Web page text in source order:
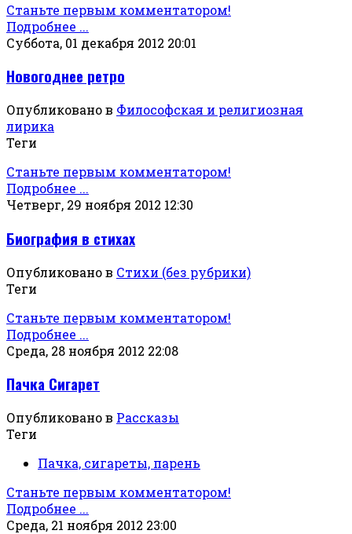
Станьте первым комментатором!
Подробнее ...
Суббота, 01 декабря 2012 20:01
Новогоднее ретро
Опубликовано в Философская и религиозная
лирика
Теги
Станьте первым комментатором!
Подробнее ...
Четверг, 29 ноября 2012 12:30
Биография в стихах
Опубликовано в Стихи (без рубрики)
Теги
Станьте первым комментатором!
Подробнее ...
Среда, 28 ноября 2012 22:08
Пачка Сигарет
Опубликовано в Рассказы
Теги
Пачка, сигареты, парень
Станьте первым комментатором!
Подробнее ...
Среда, 21 ноября 2012 23:00